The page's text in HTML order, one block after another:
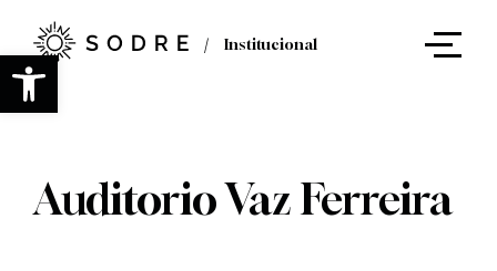
Abrir barra de herramientas
contenido
principal
Institucional
Auditorio Vaz Ferreira